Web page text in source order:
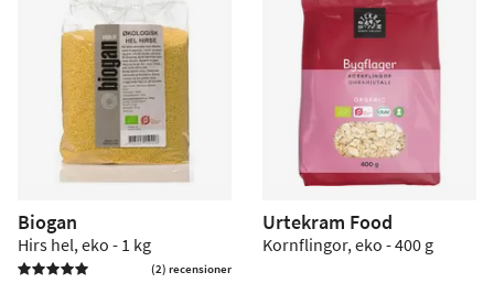
Biogan
Hirs hel, eko - 1 kg
 (2) recensioner
Urtekram Food
Kornflingor, eko - 400 g